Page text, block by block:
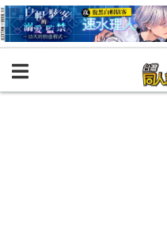
BOOKY書集倉庫